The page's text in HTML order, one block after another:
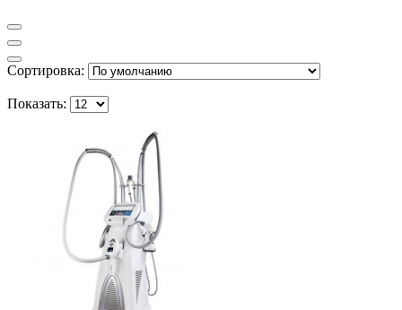
Сортировка:
Показать: